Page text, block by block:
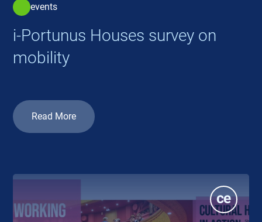
events
i-Portunus Houses survey on
mobility
Read More